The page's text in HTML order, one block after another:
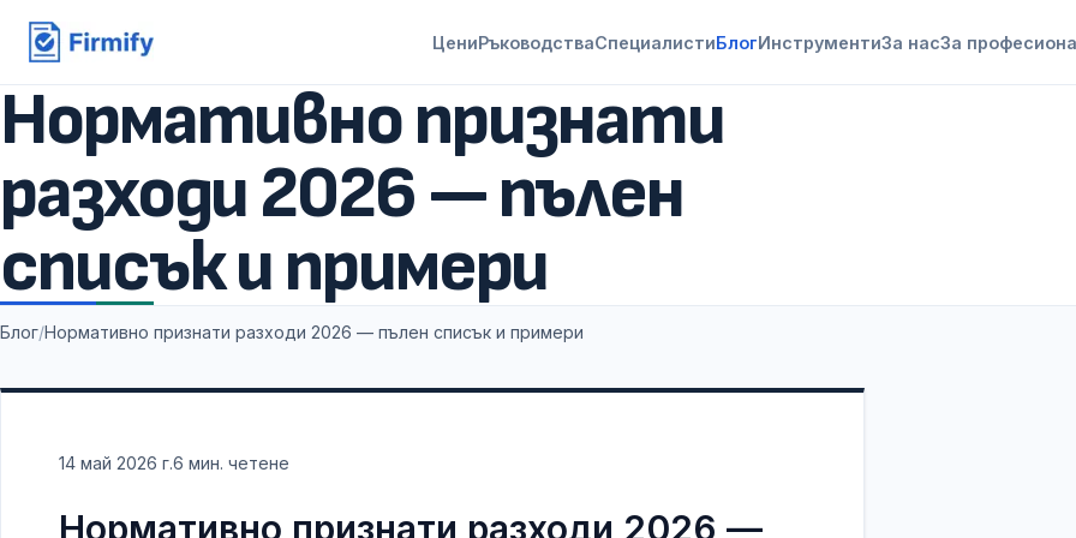
ЦениРъководстваСпециалистиБлогИнструментиЗа насЗа
Нормативно признати
разходи 2026 — пълен
списък и примери
Блог/Нормативно признати разходи 2026 — пълен списък и примери
14 май 2026 г.6 мин. четене
Нормативно признати разходи 2026 —